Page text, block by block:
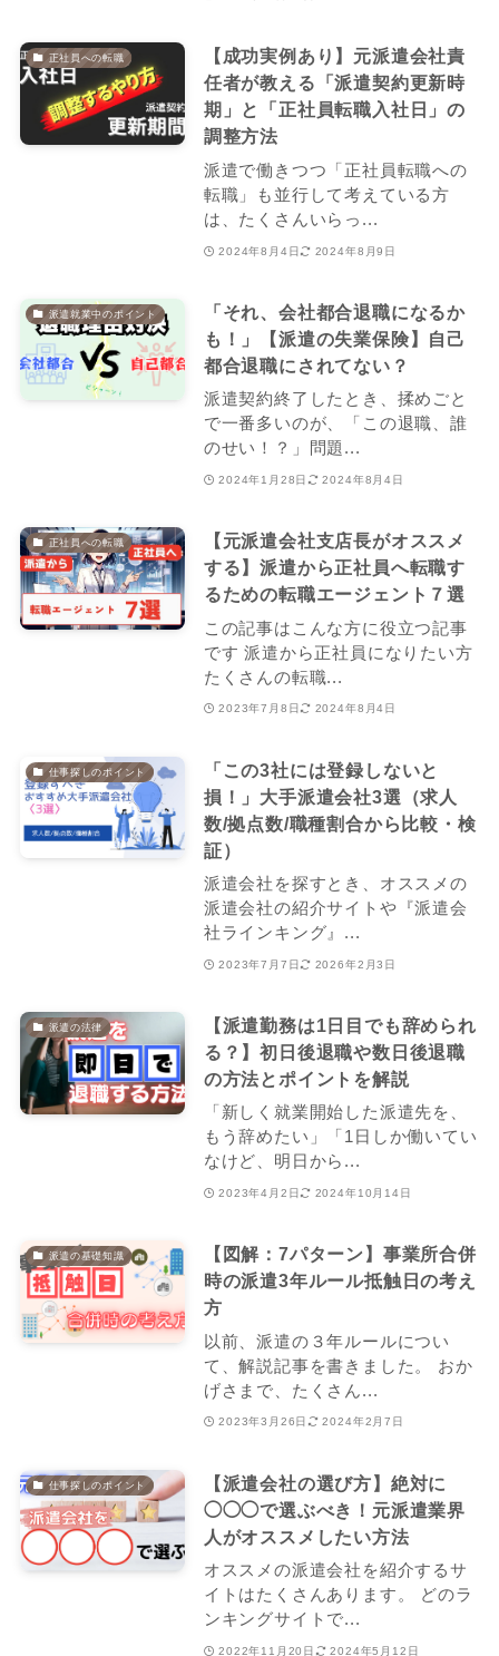
正社員への転職
【成功実例あり】元派遣会社責
任者が教える「派遣契約更新時
期」と「正社員転職入社日」の
調整方法
派遣で働きつつ「正社員転職への
転職」も並行して考えている方
は、たくさんいらっ...
2024年8月4日 2024年8月9日
派遣就業中のポイント
「それ、会社都合退職になるか
も！」【派遣の失業保険】自己
都合退職にされてない？
派遣契約終了したとき、揉めごと
で一番多いのが、「この退職、誰
のせい！？」問題...
2024年1月28日 2024年8月4日
正社員への転職
【元派遣会社支店長がオススメ
する】派遣から正社員へ転職す
るための転職エージェント７選
この記事はこんな方に役立つ記事
です 派遣から正社員になりたい方
たくさんの転職...
2023年7月8日 2024年8月4日
仕事探しのポイント
「この3社には登録しないと
損！」大手派遣会社3選（求人
数/拠点数/職種割合から比較・検
証）
派遣会社を探すとき、オススメの
派遣会社の紹介サイトや『派遣会
社ラインキング』...
2023年7月7日 2026年2月3日
派遣の法律
【派遣勤務は1日目でも辞められ
る？】初日後退職や数日後退職
の方法とポイントを解説
「新しく就業開始した派遣先を、
もう辞めたい」「1日しか働いてい
なけど、明日から...
2023年4月2日 2024年10月14日
派遣の基礎知識
【図解：7パターン】事業所合併
時の派遣3年ルール抵触日の考え
方
以前、派遣の３年ルールについ
て、解説記事を書きました。 おか
げさまで、たくさん...
2023年3月26日 2024年2月7日
仕事探しのポイント
【派遣会社の選び方】絶対に
◯◯◯で選ぶべき！元派遣業界
人がオススメしたい方法
オススメの派遣会社を紹介するサ
イトはたくさんあります。 どのラ
ンキングサイトで...
2022年11月20日 2024年5月12日